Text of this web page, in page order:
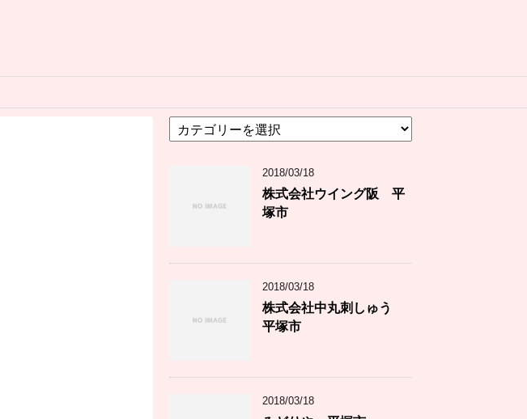
テ
2018/03/18
株式会社ウイング阪 平
塚市
2018/03/18
株式会社中丸刺しゅう
平塚市
2018/03/18